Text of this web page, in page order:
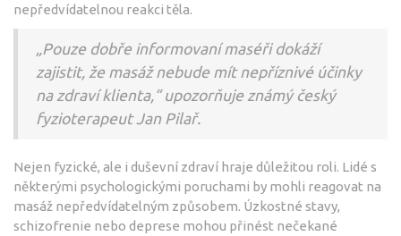
nepředvídatelnou reakci těla.
„Pouze dobře informovaní maséři dokáží
zajistit, že masáž nebude mít nepříznivé účinky
na zdraví klienta,“ upozorňuje známý český
fyzioterapeut Jan Pilař.
Nejen fyzické, ale i duševní zdraví hraje důležitou roli. Lidé s
některými psychologickými poruchami by mohli reagovat na
masáž nepředvídatelným způsobem. Úzkostné stavy,
schizofrenie nebo deprese mohou přinést nečekané